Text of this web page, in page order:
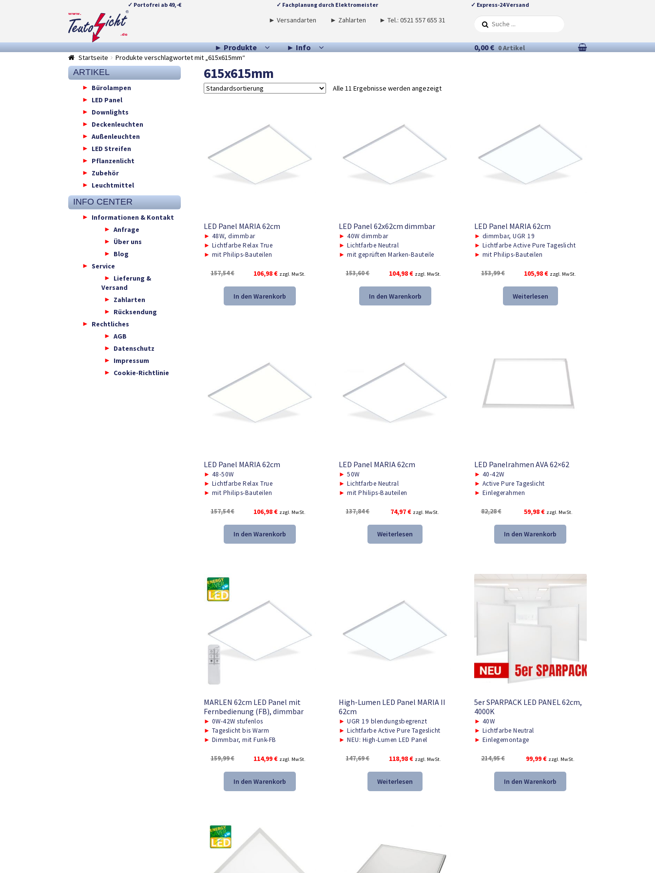
✓ Portofrei ab 49,-€ ✓ Fachplanung durch Elektromeister ✓ Express-24 Versand
Zur
Navigation
springen
Springe
zum
► Versandarten ► Zahlarten ► Tel.: 0521 557 655 31
► Produkte ► Info 0,00 € 0 Artikel
Startseite
Produkte verschlagwortet mit „615x615mm“
615x615mm
Alle 11 Ergebnisse werden angezeigt
LED Panel MARIA 62cm
► 48W, dimmbar
► Lichtfarbe Relax True
► mit Philips-Bauteilen
157,54€
Ursprünglicher
war:
157,54 €
106,98€Aktueller
ist:
106,98 €.
zzgl. MwSt.
In den Warenkorb
LED Panel 62x62cm dimmbar
► 40W dimmbar
► Lichtfarbe Neutral
► mit geprüften Marken-Bauteile
153,60€
Ursprünglicher
war:
153,60 €
104,98€Aktueller
ist:
104,98 €.
zzgl. MwSt.
In den Warenkorb
LED Panel MARIA 62cm
► dimmbar, UGR 19
► Lichtfarbe Active Pure Tageslicht
► mit Philips-Bauteilen
153,99€
Ursprünglicher
war:
153,99 €
105,98€Aktueller
105,98 €.
zzgl. MwSt.
Weiterlesen
LED Panel MARIA 62cm
► 48-50W
► Lichtfarbe Relax True
► mit Philips-Bauteilen
157,54€
Ursprünglicher
war:
157,54 €
106,98€Aktueller
ist:
106,98 €.
zzgl. MwSt.
In den Warenkorb
LED Panel MARIA 62cm
► 50W
► Lichtfarbe Neutral
► mit Philips-Bauteilen
137,84€
Ursprünglicher
war:
137,84 €
74,97€Aktueller
ist:
74,97 €.
zzgl. MwSt.
Weiterlesen
LED Panelrahmen AVA 62×62
► 40-42W
► Active Pure Tageslicht
► Einlegerahmen
82,28€
Ursprünglicher
war:
82,28 €
59,98€Aktueller
ist:
59,98 €.
zzgl. MwSt.
In den Warenkorb
MARLEN 62cm LED Panel mit
Fernbedienung (FB), dimmbar
► 0W-42W stufenlos
► Tageslicht bis Warm
► Dimmbar, mit Funk-FB
159,99€
Ursprünglicher
war:
159,99 €
114,99€Aktueller
ist:
114,99 €.
zzgl. MwSt.
In den Warenkorb
High-Lumen LED Panel MARIA II
62cm
► UGR 19 blendungsbegrenzt
► Lichtfarbe Active Pure Tageslicht
► NEU: High-Lumen LED Panel
147,69€
Ursprünglicher
war:
147,69 €
118,98€Aktueller
118,98 €.
zzgl. MwSt.
Weiterlesen
5er SPARPACK LED PANEL 62cm,
4000K
► 40W
► Lichtfarbe Neutral
► Einlegemontage
214,95€
Ursprünglicher
war:
214,95 €
99,99€Aktueller
ist:
99,99 €.
zzgl. MwSt.
In den Warenkorb
ARTIKEL
Bürolampen
LED Panel
Downlights
Deckenleuchten
Außenleuchten
LED Streifen
Pflanzenlicht
Zubehör
Leuchtmittel
INFO CENTER
Informationen & Kontakt
Anfrage
Über uns
Blog
Service
Lieferung &
Versand
Zahlarten
Rücksendung
Rechtliches
AGB
Datenschutz
Impressum
Cookie-Richtlinie